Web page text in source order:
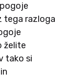
tega razloga
želite
tako si